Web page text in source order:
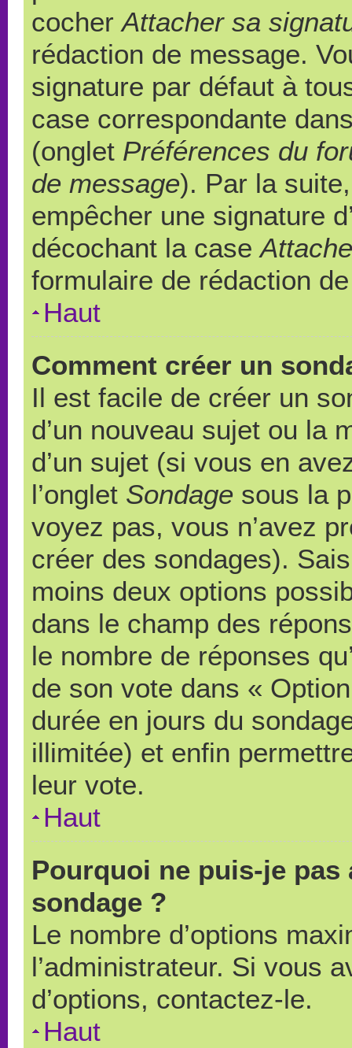
cocherAttacher sa
rédaction de message.
signature par défaut à
case correspondante
(onglet Préférences du
de message). Par la
empêcher une signature
décochant la case
formulaire de rédaction
Haut
Comment créer un
Il est facile de créer un
d’un nouveau sujet ou la
d’un sujet (si vous en
l’onglet Sondage sous la
voyez pas, vous n’avez
créer des sondages).
moins deux options
dans le champ des
le nombre de réponses
de son vote dans «
durée en jours du
illimitée) et enfin
leur vote.
Haut
Pourquoi ne puis-je
sondage ?
Le nombre d’options
l’administrateur. Si vous
d’options, contactez-le.
Haut